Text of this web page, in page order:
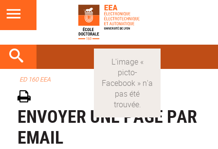
ED 160 EEA
ENVOYER UNE PAGE PAR
EMAIL